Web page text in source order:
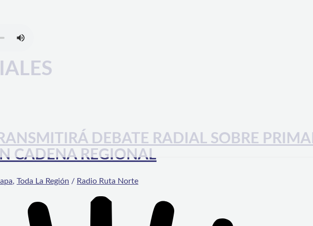
DEBATE RADIAL SOBRE
CADENA REGIONAL
, Toda La Región / Radio Ruta Norte